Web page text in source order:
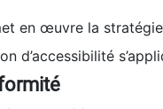
en œuvre la
d’accessibilité